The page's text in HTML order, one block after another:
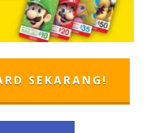
SEKARANG!